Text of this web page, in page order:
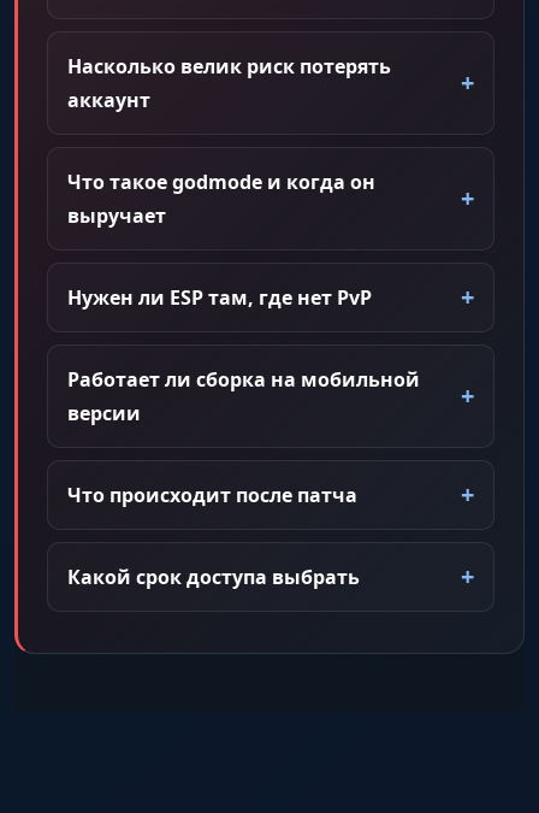
Насколько велик риск потерять
аккаунт
Что такое godmode и когда он
выручает
Нужен ли ESP там, где нет PvP
Работает ли сборка на мобильной
версии
Что происходит после патча
Какой срок доступа выбрать